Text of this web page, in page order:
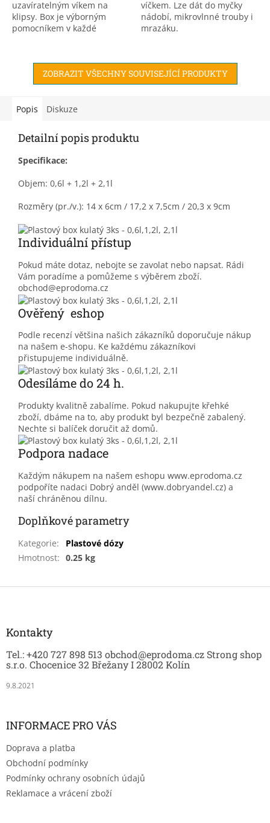
uzavíratelným víkem na
klipsy. Box je výborným
pomocníkem v každé
jiných drobností. Navíc, tím,
že je transparentní...
víčkem. Lze dát do myčky
nádobí, mikrovlnné trouby i
mrazáku.
ZOBRAZIT VŠECHNY SOUVISEJÍCÍ PRODUKTY
Popis Diskuze
Detailní popis produktu
Specifikace:
Objem: 0,6l + 1,2l + 2,1l
Rozměry (pr./v.): 14 x 6cm / 17,2 x 7,5cm / 20,3 x 9cm
Individuální přístup
Pokud máte dotaz, nebojte se zavolat nebo napsat. Rádi
Vám poradíme a pomůžeme s výběrem zboží.
obchod@eprodoma.cz
Ověřený eshop
Podle recenzí většina našich zákazníků doporučuje nákup
na našem e-shopu. Ke každému zákazníkovi
přistupujeme individuálně.
Odesíláme do 24 h.
Produkty kvalitně zabalíme. Pokud nakupujte křehké
zboží, dbáme na to, aby produkt byl bezpečně zabalený.
Nechte si balíček doručit až domů.
Podpora nadace
Každým nákupem na našem eshopu www.eprodoma.cz
podpoříte nadaci Dobrý anděl (www.dobryandel.cz) a
naší chráněnou dílnu.
Doplňkové parametry
Kategorie:
Plastové dózy
Hmotnost: 0.25 kg
Z
Kontakty
Tel.: +420 727 898 513 obchod@eprodoma.cz Strong shop
s.r.o. Chocenice 32 Břežany I 28002 Kolín
9.8.2021
INFORMACE PRO VÁS
Doprava a platba
Obchodní podmínky
Podmínky ochrany osobních údajů
Reklamace a vrácení zboží